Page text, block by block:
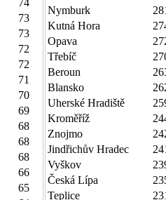
74
73
73
72
72
71
70
69
68
68
68
66
65
Nymburk
Kutná Hora
Opava
Třebíč
Beroun
Blansko
Uherské Hradiště
Kroměříž
Znojmo
Jindřichův Hradec
Vyškov
Česká Lípa
Teplice